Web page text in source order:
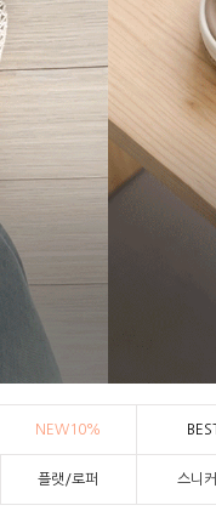
NEW10%
플랫/로퍼 스니